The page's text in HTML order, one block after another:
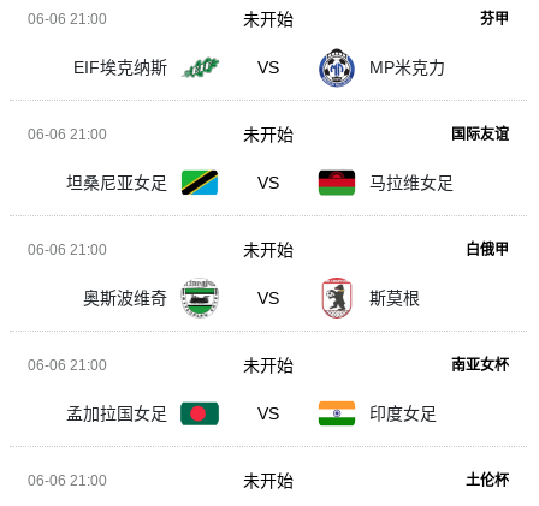
06-06 21:00 芬甲
EIF埃克纳斯 VS MP米克力
未开始
06-06 21:00 国际友谊
坦桑尼亚女足 VS 马拉维女足
未开始
06-06 21:00 白俄甲
奥斯波维奇 VS 斯莫根
未开始
06-06 21:00 南亚女杯
孟加拉国女足 VS 印度女足
未开始
06-06 21:00 土伦杯
未开始